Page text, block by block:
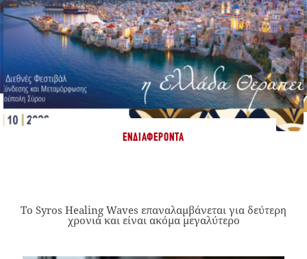
ΕΝΔΙΑΦΈΡΟΝΤΑ
Το Syros Healing Waves επαναλαμβάνεται για δεύτερη
χρονιά και είναι ακόμα μεγαλύτερο